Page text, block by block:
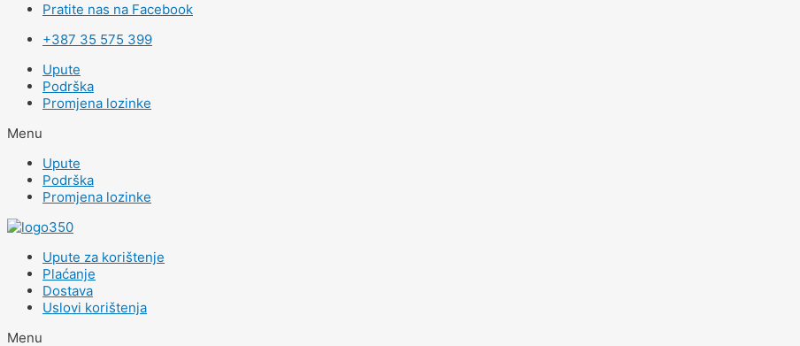
Pratite nas na Facebook
+387 35 575 399
Upute
Podrška
Promjena lozinke
Menu
Upute
Podrška
Promjena lozinke
Upute za korištenje
Plaćanje
Dostava
Uslovi korištenja
Menu